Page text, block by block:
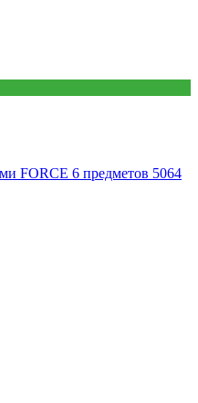
FORCE 6 предметов 5064